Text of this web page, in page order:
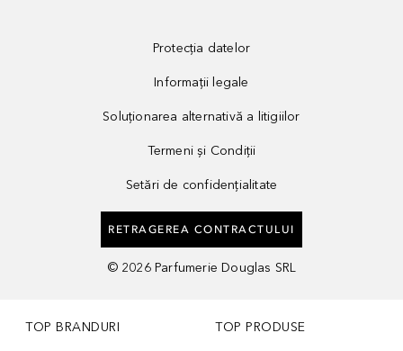
Protecția datelor
Informații legale
Soluționarea alternativă a litigiilor
Termeni și Condiții
Setări de confidențialitate
RETRAGEREA CONTRACTULUI
© 2026 Parfumerie Douglas SRL
TOP BRANDURI TOP PRODUSE